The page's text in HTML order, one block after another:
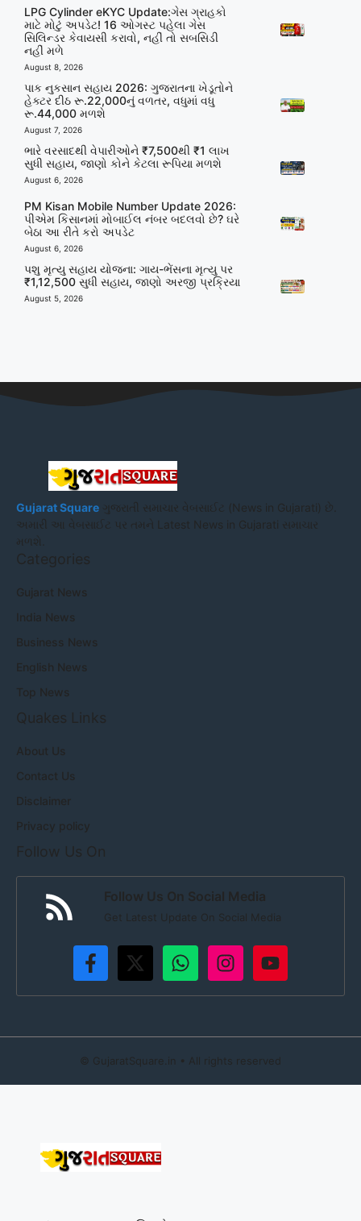
LPG Cylinder eKYC Update:ગેસ ગ્રાહકો
માટે મોટું અપડેટ! 16 ઓગસ્ટ પહેલા ગેસ
સિલિન્ડર કેવાયસી કરાવો, નહીં તો સબસિડી
નહીં મળે
August 8, 2026
પાક નુકસાન સહાય 2026: ગુજરાતના ખેડૂતોને
હેક્ટર દીઠ રૂ.22,000નું વળતર, વધુમાં વધુ
રૂ.44,000 મળશે
August 7, 2026
ભારે વરસાદથી વેપારીઓને ₹7,500થી ₹1 લાખ
સુધી સહાય, જાણો કોને કેટલા રૂપિયા મળશે
August 6, 2026
PM Kisan Mobile Number Update 2026:
પીએમ કિસાનમાં મોબાઈલ નંબર બદલવો છે? ઘરે
બેઠા આ રીતે કરો અપડેટ
August 6, 2026
પશુ મૃત્યુ સહાય યોજના: ગાય-ભેંસના મૃત્યુ પર
₹1,12,500 સુધી સહાય, જાણો અરજી પ્રક્રિયા
August 5, 2026
Gujarat Square ગુજરાતી સમાચાર વેબસાઈટ (News in Gujarati) છે.
અમારી આ વેબસાઈટ પર તમને Latest News in Gujarati સમાચાર
મળશે.
Categories
Gujarat News
India News
Business News
English News
Top News
Quakes Links
About Us
Contact Us
Disclaimer
Privacy policy
Follow Us On
Follow Us On Social Media
Get Latest Update On Social Media
© GujaratSquare.in • All rights reserved